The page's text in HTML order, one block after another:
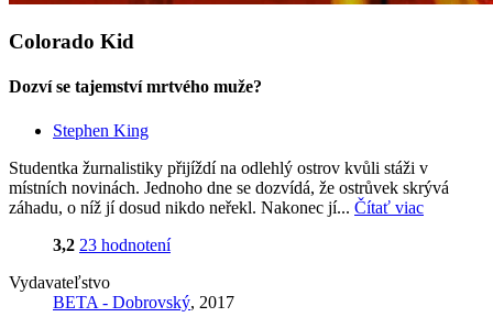
Colorado Kid
Dozví se tajemství mrtvého muže?
Stephen King
Studentka žurnalistiky přijíždí na odlehlý ostrov kvůli stáži v
místních novinách. Jednoho dne se dozvídá, že ostrůvek skrývá
záhadu, o níž jí dosud nikdo neřekl. Nakonec jí... Čítať viac
3,2 23 hodnotení
Vydavateľstvo
BETA - Dobrovský, 2017